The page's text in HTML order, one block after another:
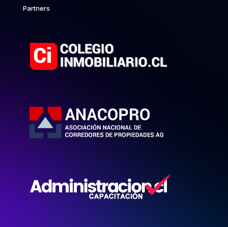
Partners